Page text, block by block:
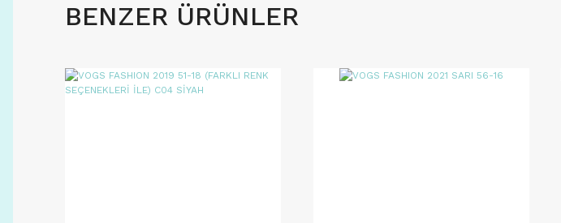
BENZER ÜRÜNLER